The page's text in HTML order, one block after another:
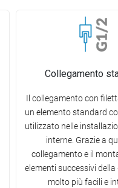
Collegamento
Il collegamento con
un elemento standard
utilizzato nelle
interne. Grazie a
collegamento e il
elementi successivi
molto più facili e